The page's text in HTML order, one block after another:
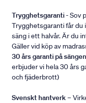
Trygghetsgaranti- Sov
Trygghetsgaranti får du
säng i ett halvår. Är du
Gäller vid köp av
30 års garanti på sängen
erbjuder vi hela 30 års
och fjäderbrott)
Svenskt hantverk–